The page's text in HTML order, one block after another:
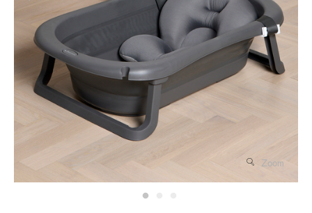
Zoom